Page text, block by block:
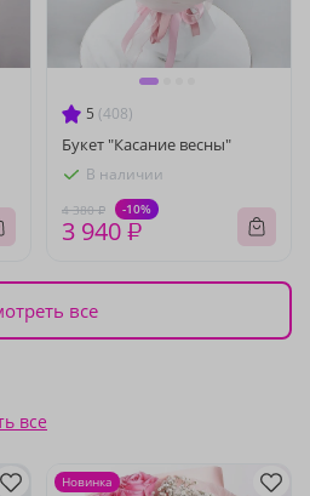
5 (408)
Букет "Касание весны"
В наличии
4 380 ₽ -10%
3 940 ₽
все
все
Новинка